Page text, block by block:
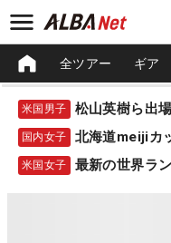
全ツアー ギア
米国男子
国内女子 北海道meijiカ
米国女子 最新の世界ラ